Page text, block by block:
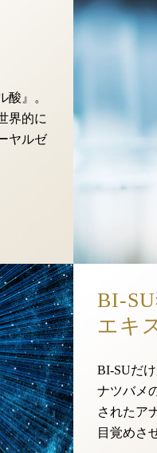
』。
界的に
ヤルゼ
BI-
エキ
BI-SUだ
ナツバメ
されたア
目覚めさ